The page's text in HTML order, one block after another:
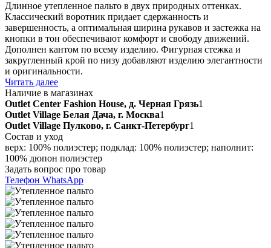
Длинное утепленное пальто в двух природных оттенках.
Классический воротник придает сдержанность и
завершенность, а оптимальная ширина рукавов и застежка на
кнопки в тон обеспечивают комфорт и свободу движений.
Дополнен кантом по всему изделию. Фигурная стежка и
закругленный крой по низу добавляют изделию элегантности
и оригинальности.
Читать далее
Наличие в магазинах
Outlet Center Fashion House, д. Черная Грязь1
Outlet Village Белая Дача, г. Москва1
Outlet Village Пулково, г. Санкт-Петербург1
Состав и уход
верх: 100% полиэстер; подклад: 100% полиэстер; наполнит:
100% дюпон полиэстер
Задать вопрос про товар
Телефон WhatsApp